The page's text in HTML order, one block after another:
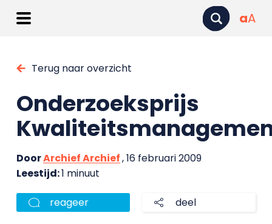
aA
Terug naar overzicht
Onderzoeksprijs
DoorArchief Archief, 16 februari 2009
Leestijd:1 minuut
reageer deel